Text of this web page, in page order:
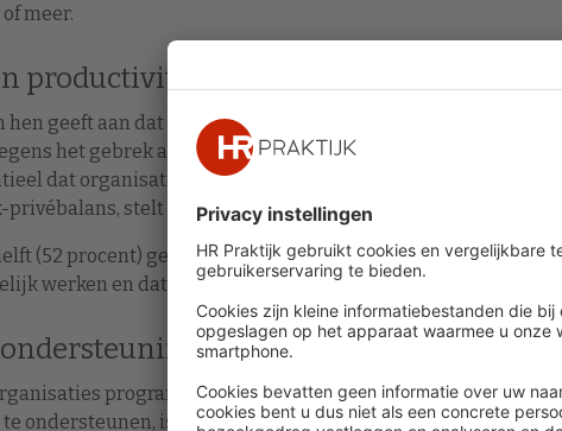
meer.
productiviteit
hen geeft aan dat er binnen hun organisatie de laatste jaren
het gebrek aan een gezonde werk-privébalans of door
dat organisaties blijven investeren in advies en
privébalans, stelt Top Employers.
(52 procent) geeft aan dat deze focus op balans helemaal
werken en dat welzijn en productiviteit hand in hand
programma’s aanbieden om het mentale en
ondersteunen, is minder dan de helft (45 procent) goed op